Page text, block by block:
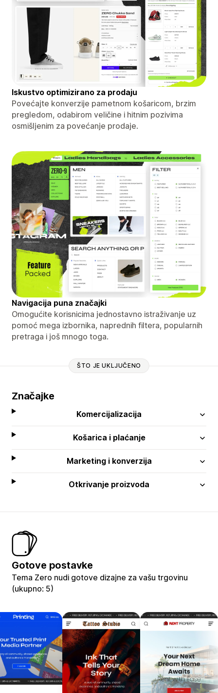
Iskustvo optimizirano za prodaju
Povećajte konverzije pametnom košaricom, brzim
pregledom, odabirom veličine i hitnim pozivima
osmišljenim za povećanje prodaje.
Navigacija puna značajki
Omogućite korisnicima jednostavno istraživanje uz
pomoć mega izbornika, naprednih filtera, popularnih
pretraga i još mnogo toga.
ŠTO JE UKLJUČENO
Značajke
Komercijalizacija
Košarica i plaćanje
Marketing i konverzija
Otkrivanje proizvoda
Gotove postavke
Tema Zero nudi gotove dizajne za vašu trgovinu
(ukupno: 5)